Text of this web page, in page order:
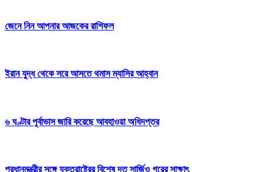
জেনে নিন আপনার আজকের রাশিফল
ইরান যুদ্ধ থেকে সরে আসতে থমাস ম্যাসির আহ্বান
৬ ঘণ্টার পূর্বাভাস জারি করেছে আবহাওয়া অধিদপ্তর
প্রধানমন্ত্রীর সঙ্গে যুক্তরাষ্ট্রের বিশেষ দূত সার্জিও গরের সাক্ষাৎ